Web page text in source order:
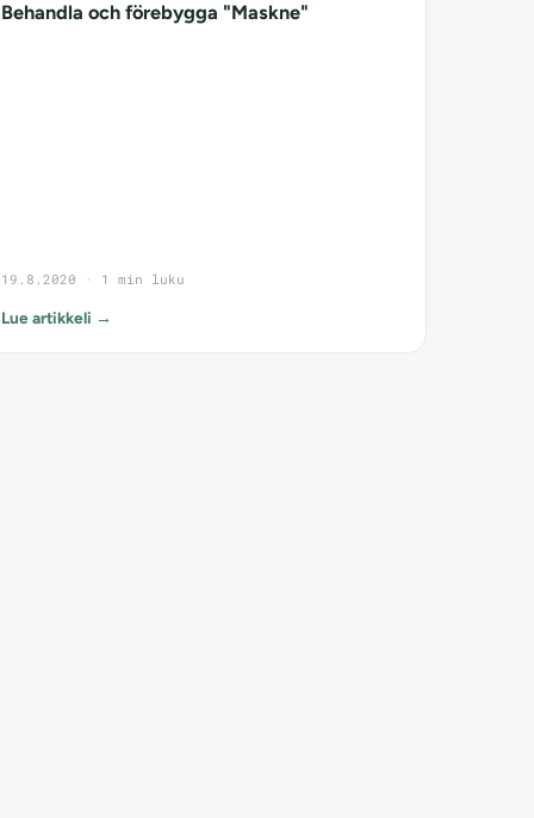
Behandla och förebygga "Maskne"
19.8.2020 · 1 min luku
Lue artikkeli →